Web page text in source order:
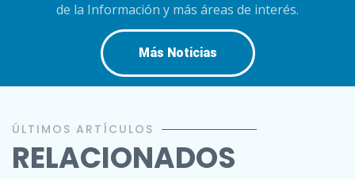
de la Información y más áreas de interés.
Más Noticias
ÚLTIMOS ARTÍCULOS
RELACIONADOS